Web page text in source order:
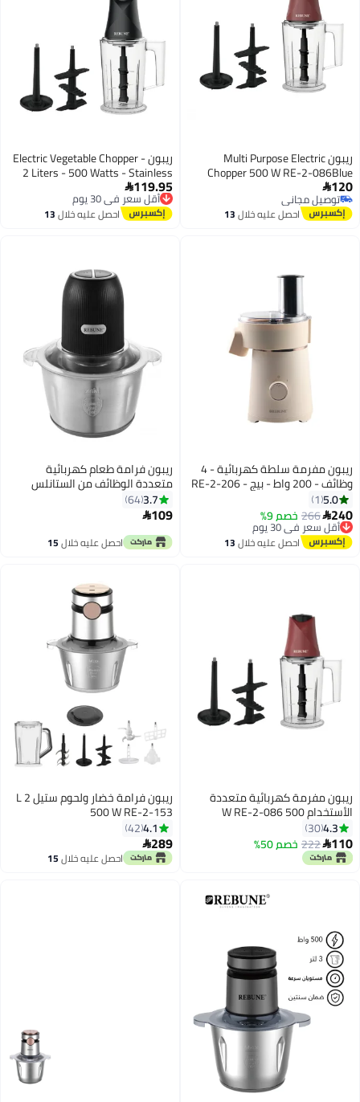
ريبون Multi Purpose Electric
Chopper 500 W RE-2-086Blue
Blue
120
توصيل مجاني
توصيل مجانياحصل عليه خلال13
ريبون Electric Vegetable Chopper -
2 Liters - 500 Watts - Stainless
Steel - Black - RE-2-086-B 2 L
500 W RE-2-086-B black
119.95
أقل سعر في 30 يوم
توصيل مجاني
أقل سعر في 30 يوماحصل عليه خلال13
ريبون مفرمة سلطة كهربائية - 4
وظائف - 200 واط - بيج - RE-2-206
5.0
1
240
266 خصم 9%
أقل سعر في 30 يوم
توصيل مجاني
أقل سعر في 30 يوماحصل عليه خلال13
ريبون فرامة طعام كهربائية
متعددة الوظائف من الستانلس
ستيل 350 W RE-2-099
3.7
64
109
احصل عليه خلال15
ريبون مفرمة كهربائية متعددة
الأستخدام 500 W RE-2-086
4.3
30
110
222 خصم 50%
ريبون فرامة خضار ولحوم ستيل 2 L
500 W RE-2-153
4.1
42
289
احصل عليه خلال15